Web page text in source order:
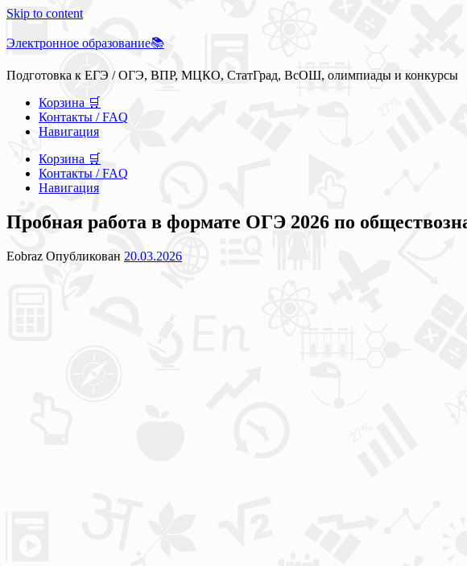
Skip to content
Электронное образование📚
Подготовка к ЕГЭ / ОГЭ, ВПР, МЦКО, СтатГрад, ВсОШ, олимпиады и конкурсы
Корзина 🛒
Контакты / FAQ
Навигация
Корзина 🛒
Контакты / FAQ
Навигация
Пробная работа в формате ОГЭ 2026 по
Eobraz Опубликован 20.03.2026